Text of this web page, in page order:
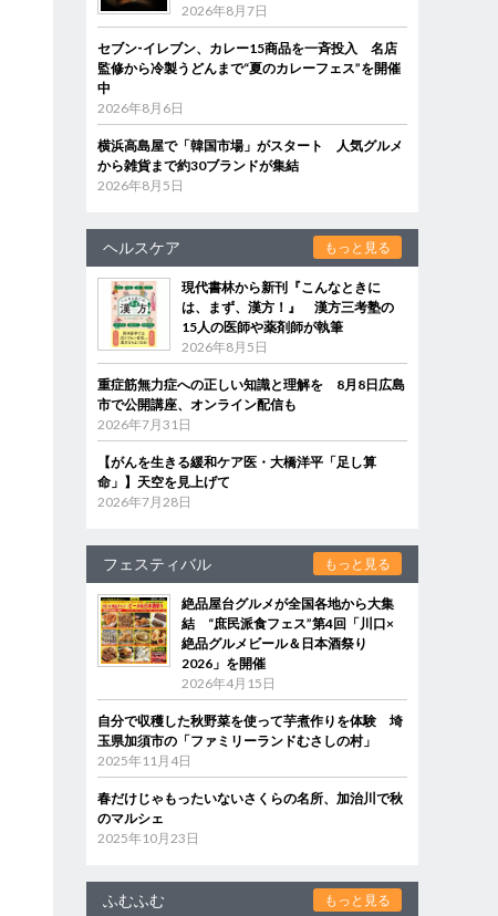
2026年8月7日
セブン‐イレブン、カレー15商品を一斉投入 名店
監修から冷製うどんまで“夏のカレーフェス”を開催
中
2026年8月6日
横浜高島屋で「韓国市場」がスタート 人気グルメ
から雑貨まで約30ブランドが集結
2026年8月5日
ヘルスケア もっと見る
現代書林から新刊『こんなときに
は、まず、漢方！』 漢方三考塾の
15人の医師や薬剤師が執筆
2026年8月5日
重症筋無力症への正しい知識と理解を 8月8日広島
市で公開講座、オンライン配信も
2026年7月31日
【がんを生きる緩和ケア医・大橋洋平「足し算
命」】天空を見上げて
2026年7月28日
フェスティバル もっと見る
絶品屋台グルメが全国各地から大集
結 “庶民派食フェス”第4回「川口×
絶品グルメビール＆日本酒祭り
2026」を開催
2026年4月15日
自分で収穫した秋野菜を使って芋煮作りを体験 埼
玉県加須市の「ファミリーランドむさしの村」
2025年11月4日
春だけじゃもったいないさくらの名所、加治川で秋
のマルシェ
2025年10月23日
ふむふむ もっと見る